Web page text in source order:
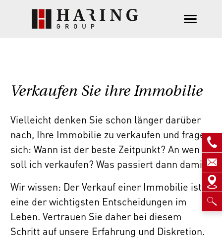
Verkaufen Sie ihre Immobilie
Vielleicht denken Sie schon länger darüber
nach, Ihre Immobilie zu verkaufen und fragen
sich: Wann ist der beste Zeitpunkt? An wen
soll ich verkaufen? Was passiert dann damit?
Wir wissen: Der Verkauf einer Immobilie ist
eine der wichtigsten Entscheidungen im
Leben. Vertrauen Sie daher bei diesem
Schritt auf unsere Erfahrung und Diskretion.